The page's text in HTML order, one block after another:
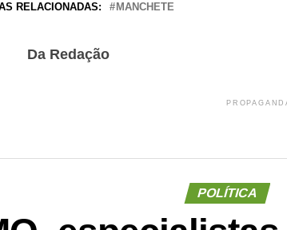
RELACIONADAS: MANCHETE
Da Redação
POLÍTICA